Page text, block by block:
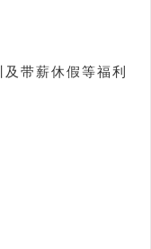
带薪休假等福利